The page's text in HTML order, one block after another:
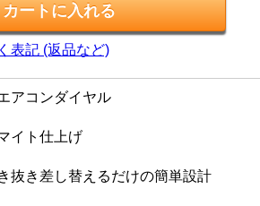
表記 (返品など)
アコンダイヤル
イト仕上げ
抜き差し替えるだけの簡単設計